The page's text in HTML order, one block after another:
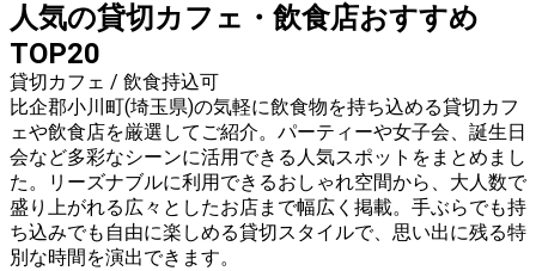
人気の貸切カフェ・飲食店おすすめ
TOP20
貸切カフェ / 飲食持込可
比企郡小川町(埼玉県)の気軽に飲食物を持ち込める貸切カフ
ェや飲食店を厳選してご紹介。パーティーや女子会、誕生日
会など多彩なシーンに活用できる人気スポットをまとめまし
た。リーズナブルに利用できるおしゃれ空間から、大人数で
盛り上がれる広々としたお店まで幅広く掲載。手ぶらでも持
ち込みでも自由に楽しめる貸切スタイルで、思い出に残る特
別な時間を演出できます。